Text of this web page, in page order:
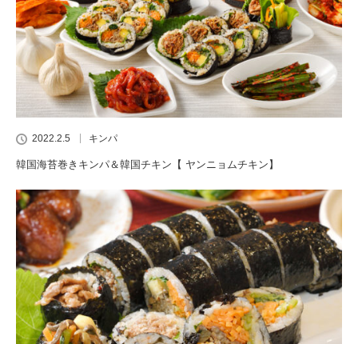
2022.2.5 キンパ
韓国海苔巻きキンパ＆韓国チキン【 ヤンニョムチキン】